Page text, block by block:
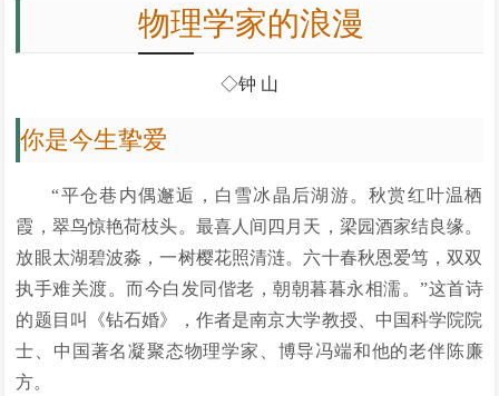
物理学家的浪漫
◇钟 山
你是今生挚爱
“平仓巷内偶邂逅，白雪冰晶后湖游。秋赏红叶温栖
霞，翠鸟惊艳荷枝头。最喜人间四月天，梁园酒家结良缘。
放眼太湖碧波淼，一树樱花照清涟。六十春秋恩爱笃，双双
执手难关渡。而今白发同偕老，朝朝暮暮永相濡。”这首诗
的题目叫《钻石婚》，作者是南京大学教授、中国科学院院
士、中国著名凝聚态物理学家、博导冯端和他的老伴陈廉
方。